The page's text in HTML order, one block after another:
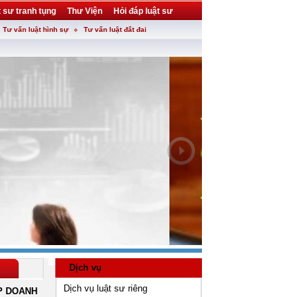
sư tranh tụng Thư Viện Hỏi đáp luật sư
Tư vấn luật hình sự Tư vấn luật đất đai
DOANH
Dịch vụ
Dịch vụ luật sư riêng